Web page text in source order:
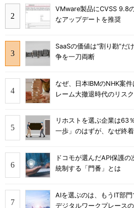
VMware製品にCVSS 9.8
なアップデートを推奨
SaaSの価値は“割り勘”
争を一刀両断
なぜ、日本IBMのNHK案
レーム大撤退時代のリス
リホストを選ぶ企業は
一歩」のはずが、なぜ終
ドコモが選んだAPI保護
統制する「門番」とは
AIを選ぶのは、もうIT部
デジタルワークプレース